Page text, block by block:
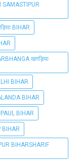
SAMASTIPUR
BIHAR
खगड़िया
BIHAR
BIHAR
BIHAR
BIHAR
BIHARSHARIF